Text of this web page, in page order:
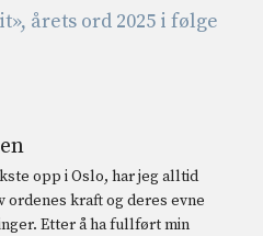
årets ord 2025 i følge
opp i Oslo, har jeg alltid
ordenes kraft og deres evne
Etter å ha fullført min